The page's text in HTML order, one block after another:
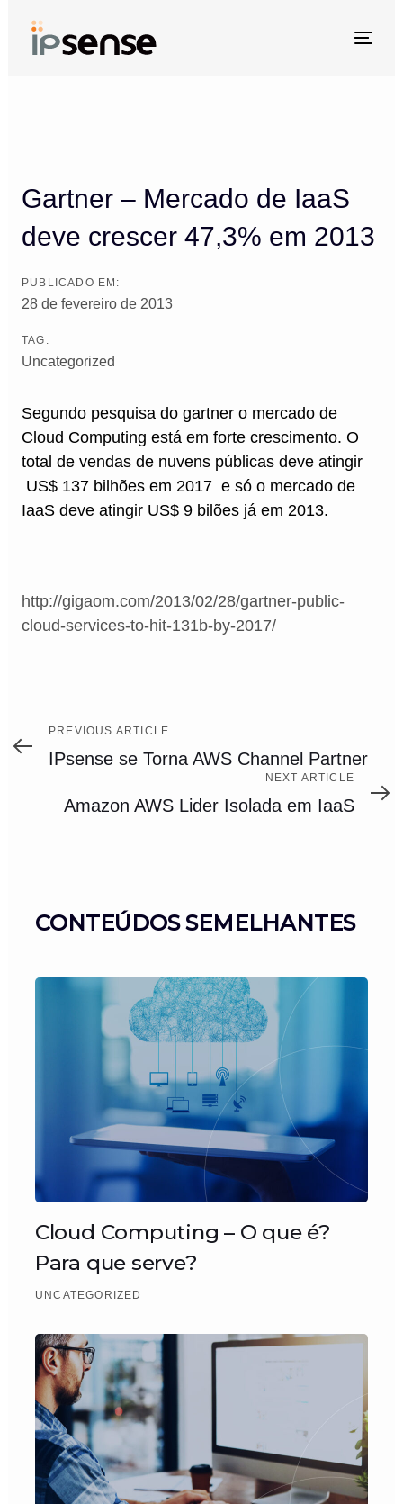
primary
Gartner – Mercado de IaaS
deve crescer 47,3% em 2013
PUBLICADO EM:
28 de fevereiro de 2013
TAG:
Uncategorized
Segundo pesquisa do gartner o mercado de
Cloud Computing está em forte crescimento. O
total de vendas de nuvens públicas deve atingir
US$ 137 bilhões em 2017 e só o mercado de
IaaS deve atingir US$ 9 bilões já em 2013.
http://gigaom.com/2013/02/28/gartner-public-
cloud-services-to-hit-131b-by-2017/
Previous
Article
PREVIOUS ARTICLE
IPsense se Torna AWS Channel Partner
Article
NEXT ARTICLE
Amazon AWS Lider Isolada em IaaS
CONTEÚDOS SEMELHANTES
Cloud Computing – O que é?
Para que serve?
UNCATEGORIZED